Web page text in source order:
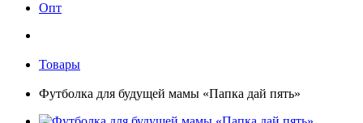
Опт
Товары
Футболка для будущей мамы «Папка дай пять»